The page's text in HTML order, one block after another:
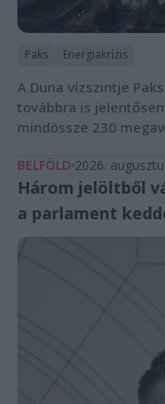
Paks Energiakrízis
A Duna vízszintje
továbbra is
mindössze 230
BELFÖLD 2026.
Három jelöltből
a parlament